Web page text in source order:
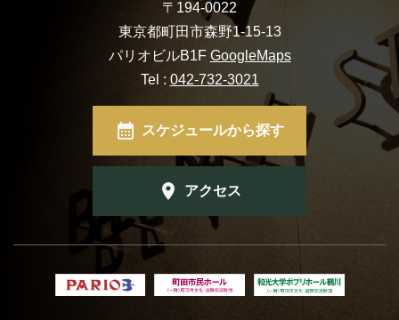
〒194-0022
東京都町田市森野1-15-13
パリオビルB1F GoogleMaps
Tel : 042-732-3021
スケジュールから探す
アクセス